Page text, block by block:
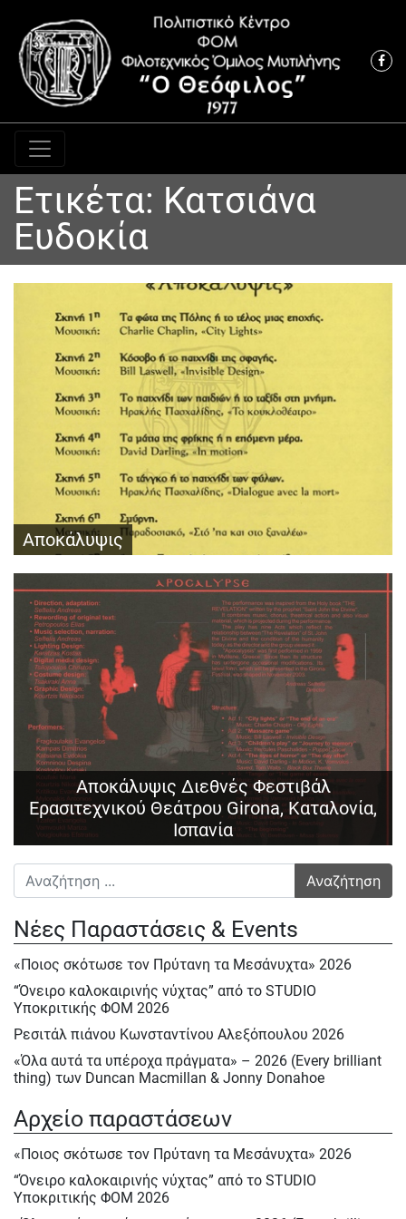
Κύρια πλοήγηση
Ετικέτα: Κατσιάνα
Ευδοκία
Αποκάλυψις
Αποκάλυψις Διεθνές Φεστιβάλ
Ερασιτεχνικού Θεάτρου Girona, Καταλονία,
Ισπανία
Αναζήτηση για:
Νέες Παραστάσεις & Events
«Ποιος σκότωσε τον Πρύτανη τα Μεσάνυχτα» 2026
“Όνειρο καλοκαιρινής νύχτας” από το STUDIO
Υποκριτικής ΦΟΜ 2026
Ρεσιτάλ πιάνου Κωνσταντίνου Αλεξόπουλου 2026
«Όλα αυτά τα υπέροχα πράγματα» – 2026 (Every brilliant
thing) των Duncan Macmillan & Jonny Donahoe
Σάββατο 23/5, Κυρ.24/5 & Δευτ.25/5/2026
Ε΄ Πολιτιστική ΄Ανοιξη στον ΦΟΜ 2026
Ε΄ Πολιτιστική Άνοιξη 2026
Ηρακλής Πασχαλίδης, Σάββατο 9 Μαίου 2026
Αρχείο παραστάσεων
«Ποιος σκότωσε τον Πρύτανη τα Μεσάνυχτα» 2026
“Όνειρο καλοκαιρινής νύχτας” από το STUDIO
Υποκριτικής ΦΟΜ 2026